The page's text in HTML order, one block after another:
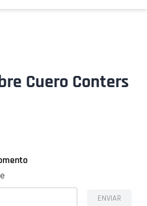
Cuero Conters
ENVIAR